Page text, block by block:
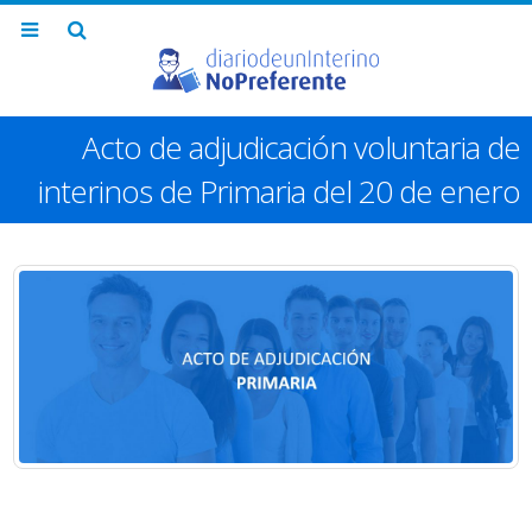
Acto de adjudicación voluntaria de
interinos de Primaria del 20 de enero